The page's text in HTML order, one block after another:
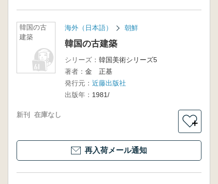
韓国の古
建築
海外（日本語） 朝鮮
韓国の古建築
シリーズ： 韓国美術シリーズ5
著者： 金 正基
発行元： 近藤出版社
出版年： 1981/
新刊 在庫なし
＋
再入荷メール通知